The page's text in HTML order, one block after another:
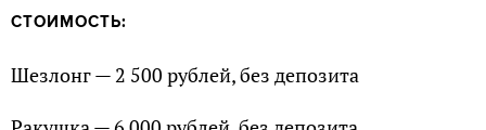
СТОИМОСТЬ:
Шезлонг — 2 500 рублей, без депозита